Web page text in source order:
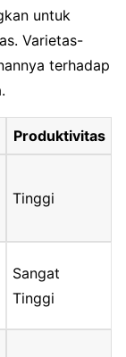
untuk
Varietas-
terhadap
Produktivitas
Tinggi
Sangat
Tinggi